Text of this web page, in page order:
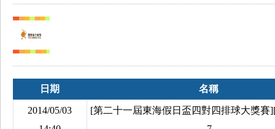
日期 名稱
2014/05/03
[第二十一屆東海假日盃四對四排球大獎賽